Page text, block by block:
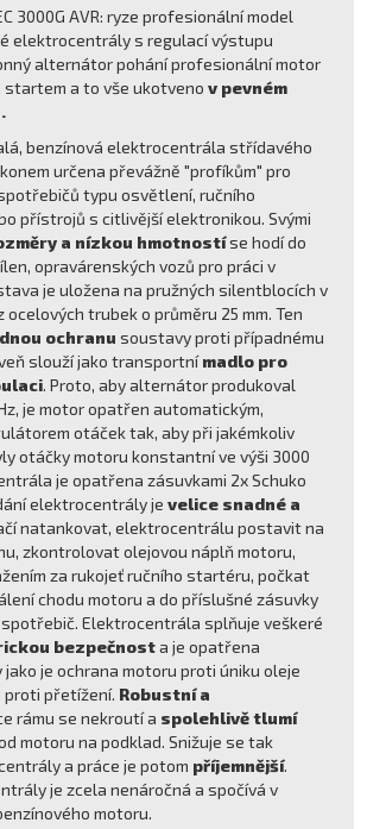
3000G AVR: ryze profesionální model
elektrocentrály s regulací výstupu
alternátor pohání profesionální motor
startem a to vše ukotveno v pevném
benzínová elektrocentrála střídavého
určena převážně "profíkům" pro
typu osvětlení, ručního
přístrojů s citlivější elektronikou. Svými
a nízkou hmotnostíse hodí do
opravárenských vozů pro práci v
je uložena na pružných silentblocích v
ocelových trubek o průměru 25 mm. Ten
ochranu soustavy proti případnému
slouží jako transportnímadlo pro
. Proto, aby alternátor produkoval
je motor opatřen automatickým,
otáček tak, aby při jakémkoliv
otáčky motoru konstantní ve výši 3000
je opatřena zásuvkami 2x Schuko
elektrocentrály jevelice snadné a
natankovat, elektrocentrálu postavit na
zkontrolovat olejovou náplň motoru,
za rukojeť ručního startéru, počkat
chodu motoru a do příslušné zásuvky
Elektrocentrála splňuje veškeré
bezpečnosta je opatřena
jako je ochrana motoru proti úniku oleje
přetížení. Robustní a
rámu se nekroutí a spolehlivě tlumí
motoru na podklad. Snižuje se tak
a práce je potom příjemnější.
je zcela nenáročná a spočívá v
motoru.